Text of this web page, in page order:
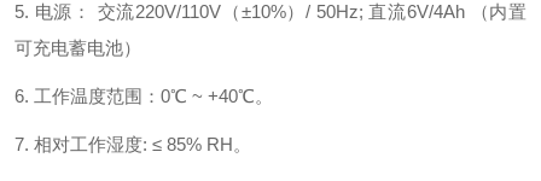
5. 电源： 交流220V/110V （±10%） / 50Hz;直流6V/4Ah
（内置
可充电蓄电池）
6. 工作温度范围： 0℃ ~ +40℃。
7. 相对工作湿度: ≤ 85% RH。